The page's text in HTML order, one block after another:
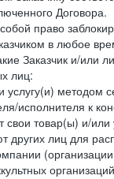
Договора.
право
в любое
Заказчик и/
лиц:
методом
исполнителя к
товар(ы) и/
других лиц для